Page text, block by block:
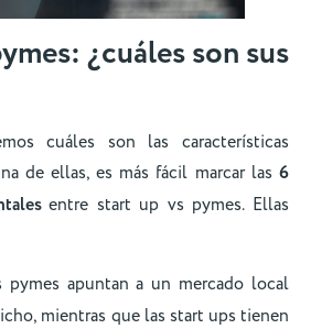
¿cuáles son sus
cuáles son las características
de ellas, es más fácil marcar las 6
entre start up vs pymes. Ellas
pymes apuntan a un mercado local
mientras que las start ups tienen